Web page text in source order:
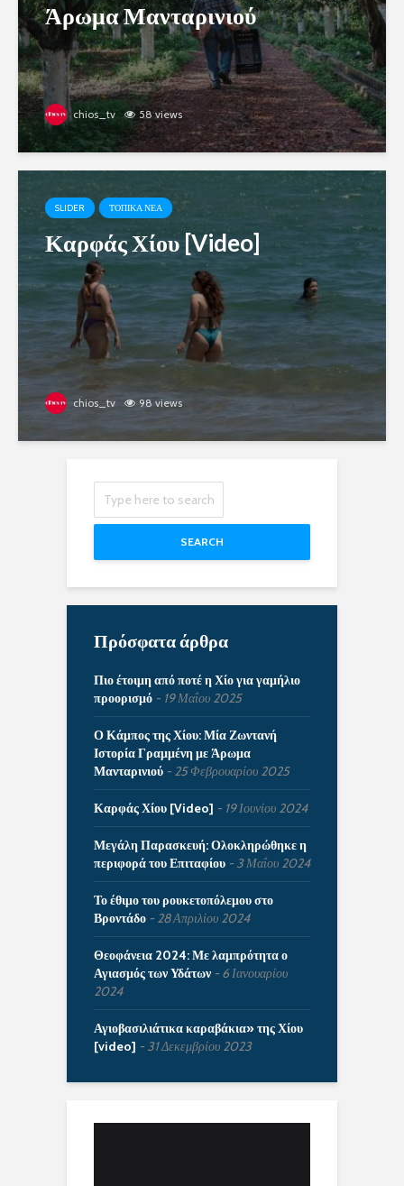
Άρωμα Μανταρινιού
chios_tv 58 views
SLIDER ΤΟΠΙΚΑ ΝΕΑ
Καρφάς Χίου [Video]
chios_tv 98 views
SEARCH
Πρόσφατα άρθρα
Πιο έτοιμη από ποτέ η Χίο για γαμήλιο
προορισμό
19 Μαΐου 2025
Ο Κάμπος της Χίου: Μία Ζωντανή
Ιστορία Γραμμένη με Άρωμα
Μανταρινιού
25 Φεβρουαρίου 2025
Καρφάς Χίου [Video] 19 Ιουνίου 2024
Μεγάλη Παρασκευή: Ολοκληρώθηκε η
περιφορά του Επιταφίου
3 Μαΐου 2024
Το έθιμο του ρουκετοπόλεμου στο
Βροντάδο
28 Απριλίου 2024
Θεοφάνεια 2024: Με λαμπρότητα ο
Αγιασμός των Υδάτων
6 Ιανουαρίου
2024
Αγιοβασιλιάτικα καραβάκια» της Χίου
[video]
31 Δεκεμβρίου 2023